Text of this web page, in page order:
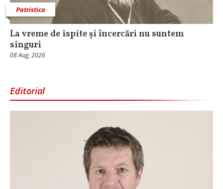
Patristica
La vreme de ispite și încercări nu suntem
singuri
08 Aug, 2026
Editorial